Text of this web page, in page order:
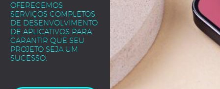
OFERECEMOS
SERVIÇOS COMPLETOS
DE DESENVOLVIMENTO
DE APLICATIVOS PARA
GARANTIR QUE SEU
PROJETO SEJA UM
SUCESSO.